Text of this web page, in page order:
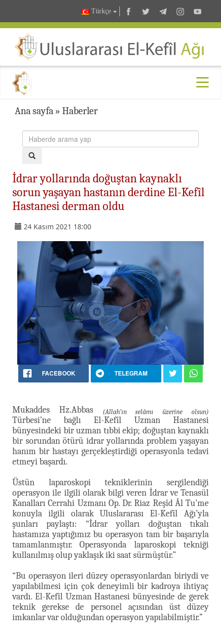
Türkçe
Ana sayfa » Haberler
İdrar yollarında doğuştan kaynaklı
sorun yaşayan hastanın derdine El-Kefîl
Hastanesi derman oldu
24 Kasım 2021 18:00
FACEBOOK TELEGRAM
Mukaddes Hz.Abbas (Allah’ın selâmı üzerine olsun)
Türbesi’ne bağlı El-Kefîl Uzman Hastanesi
bünyesindeki bir uzman tıbbi ekip; doğuştan kaynaklı
bir sorundan ötürü idrar yollarında problem yaşayan
hanım bir hastayı gerçekleştirdiği operasyonla tedavi
etmeyi başardı.
Üstün laparoskopi tekniklerinin sergilendiği
operasyon ile ilgili olarak bilgi veren İdrar ve Tenasül
Kanalları Cerrahi Uzmanı Op. Dr. Riaz Reşîd Âl Tu’me
konuyla ilgili olarak Uluslararası El-Kefîl Ağı’yla
şunları paylaştı: “İdrar yolları doğuştan tıkalı
hastamıza yaptığımız bu operasyon tam bir başarıyla
tamamlanmıştır. Operasyonda laparoskopi tekniği
kullanılmış olup yaklaşık iki saat sürmüştür.”
“Bu operasyon ileri düzey operasyonlardan biriydi ve
yapılabilmesi için çok deneyimli bir kadroya ihtiyaç
vardı. El-Kefîl Uzman Hastanesi bünyesinde de gerek
teknik gerekse de personel açısından üst düzey
imkanlar var olduğundan operasyon yapılabilmiştir.”